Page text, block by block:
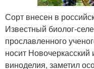
Сорт внесен в
Известный биолог-
прославленного
носит Новочеркасский
виноделия, заметил